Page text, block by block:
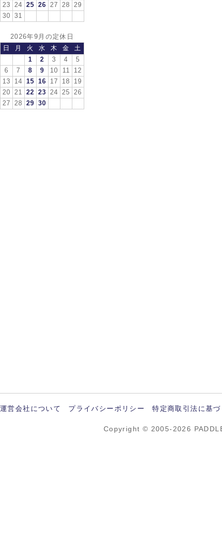
23
24 25 26 27 28
29
30
31
2026年9月の定休日
日
月 火 水 木 金
土
1
2 3 4
5
6
7 8 9 10 11
12
13
14 15 16 17 18
19
20
21 22 23 24 25
26
27
28 29 30
運営会社について プライバシーポリシー 特定商取引法に基
Copyright © 2005-2026